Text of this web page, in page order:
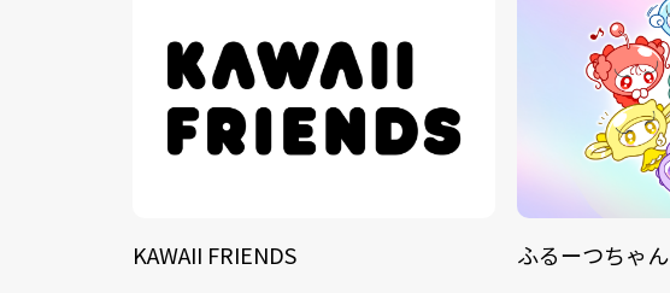
KAWAII FRIENDS ふるーつちゃん
SOLUTION
BRAND